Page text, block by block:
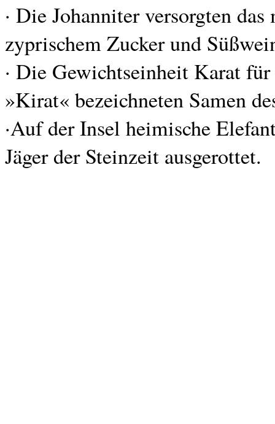
· Die Johanniter versorgten
zyprischem Zucker und
· Die Gewichtseinheit Karat
»Kirat« bezeichneten Samen
·Auf der Insel heimische
Jäger der Steinzeit ausgerottet.